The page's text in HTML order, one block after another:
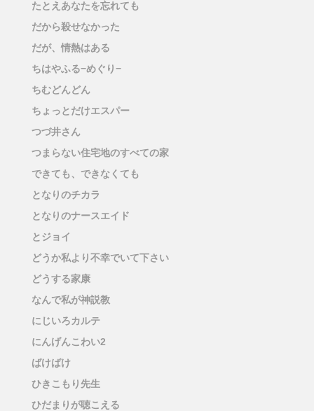
たとえあなたを忘れても
だから殺せなかった
だが、情熱はある
ちはやふる−めぐり−
ちむどんどん
ちょっとだけエスパー
つづ井さん
つまらない住宅地のすべての家
できても、できなくても
となりのチカラ
となりのナースエイド
とジョイ
どうか私より不幸でいて下さい
どうする家康
なんで私が神説教
にじいろカルテ
にんげんこわい2
ばけばけ
ひきこもり先生
ひだまりが聴こえる